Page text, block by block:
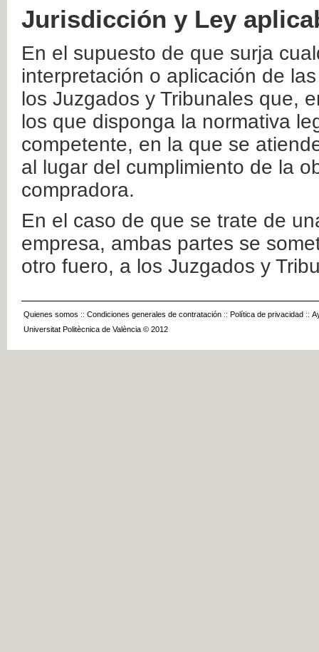
Jurisdicción y Ley
En el supuesto de que surja
interpretación o aplicación de
los Juzgados y Tribunales que,
los que disponga la normativa
competente, en la que se
al lugar del cumplimiento de la
compradora.
En el caso de que se trate de
empresa, ambas partes se
otro fuero, a los Juzgados y
Quienes somos :: Condiciones generales de contratación :: Política de privacidad ::
Universitat Politècnica de València © 2012